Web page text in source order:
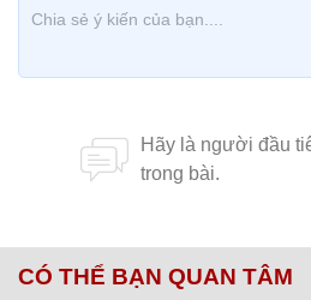
CÓ THỂ BẠN QUAN TÂM